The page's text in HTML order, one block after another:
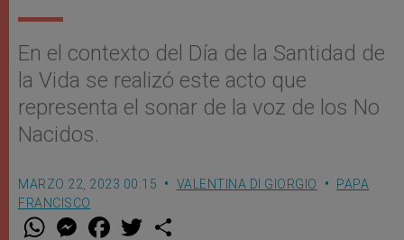
En el contexto del Día de la Santidad de
la Vida se realizó este acto que
representa el sonar de la voz de los No
Nacidos.
MARZO 22, 2023 00:15 VALENTINA DI GIORGIO
PAPA
FRANCISCO
W M
e
F
a w